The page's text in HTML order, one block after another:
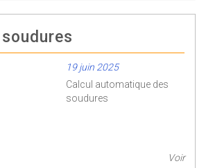
19 juin 2025
Calcul automatique des
soudures
Voir